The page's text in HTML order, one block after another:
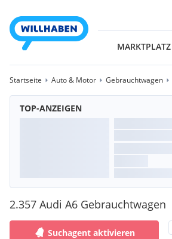
MARKTPLATZ
Startseite Auto & Motor Gebrauchtwagen
TOP-ANZEIGEN
2.357 Audi A6 Gebrauchtwagen
Suchagent aktivieren